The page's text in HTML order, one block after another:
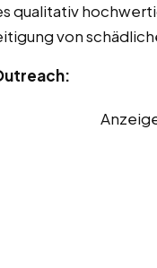
qualitativ
von